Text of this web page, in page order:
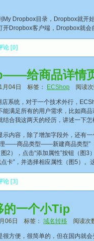
Dropbox目录，Dropbox就开始
Dropbox客户端，Dropbox就会
[0]
给商品详情
月04日 标签： ECShop 阅读次
统，对于一个技术外行，
能满足所有的用户需求，比如商
合我这两天的经历，讲述一下怎
容，除了增加字段外，还有一
——商品类型——新建商品类型”
2），点击“添加属性”按钮（图
卡”，并选择相应属性（图5）
[3]
的一个小Tip
06日 标签： 域名转移 阅读次
便，很简单的，但在国内就会